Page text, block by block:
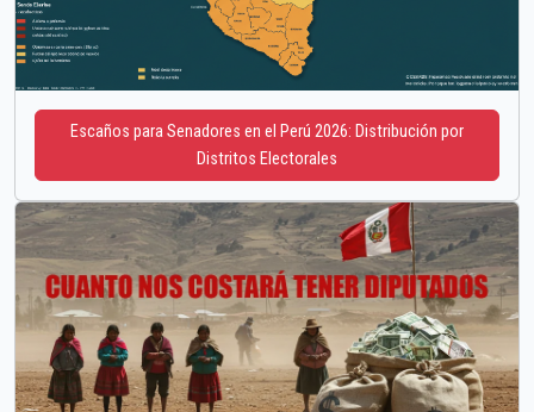
Escaños para Senadores en el Perú 2026: Distribución por
Distritos Electorales